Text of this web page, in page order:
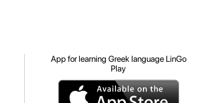
App for learning Greek language LinGo
Play